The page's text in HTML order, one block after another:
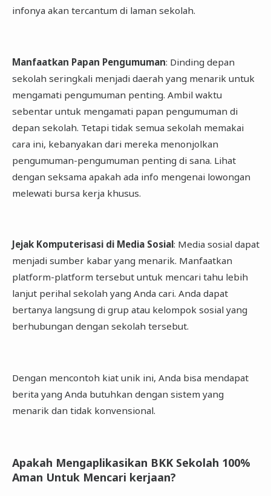
infonya akan tercantum di laman sekolah.
Manfaatkan Papan Pengumuman: Dinding depan
sekolah seringkali menjadi daerah yang menarik untuk
mengamati pengumuman penting. Ambil waktu
sebentar untuk mengamati papan pengumuman di
depan sekolah. Tetapi tidak semua sekolah memakai
cara ini, kebanyakan dari mereka menonjolkan
pengumuman-pengumuman penting di sana. Lihat
dengan seksama apakah ada info mengenai lowongan
melewati bursa kerja khusus.
Jejak Komputerisasi di Media Sosial: Media sosial dapat
menjadi sumber kabar yang menarik. Manfaatkan
platform-platform tersebut untuk mencari tahu lebih
lanjut perihal sekolah yang Anda cari. Anda dapat
bertanya langsung di grup atau kelompok sosial yang
berhubungan dengan sekolah tersebut.
Dengan mencontoh kiat unik ini, Anda bisa mendapat
berita yang Anda butuhkan dengan sistem yang
menarik dan tidak konvensional.
Apakah Mengaplikasikan BKK Sekolah 100%
Aman Untuk Mencari kerjaan?